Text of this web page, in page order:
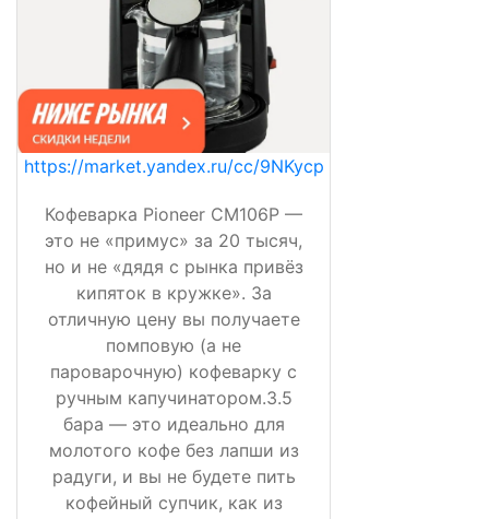
https://market.yandex.ru/cc/9NKycp
Кофеварка Pioneer CM106P —
это не «примус» за 20 тысяч,
но и не «дядя с рынка привёз
кипяток в кружке». За
отличную цену вы получаете
помповую (а не
пароварочную) кофеварку с
ручным капучинатором.3.5
бара — это идеально для
молотого кофе без лапши из
радуги, и вы не будете пить
кофейный супчик, как из